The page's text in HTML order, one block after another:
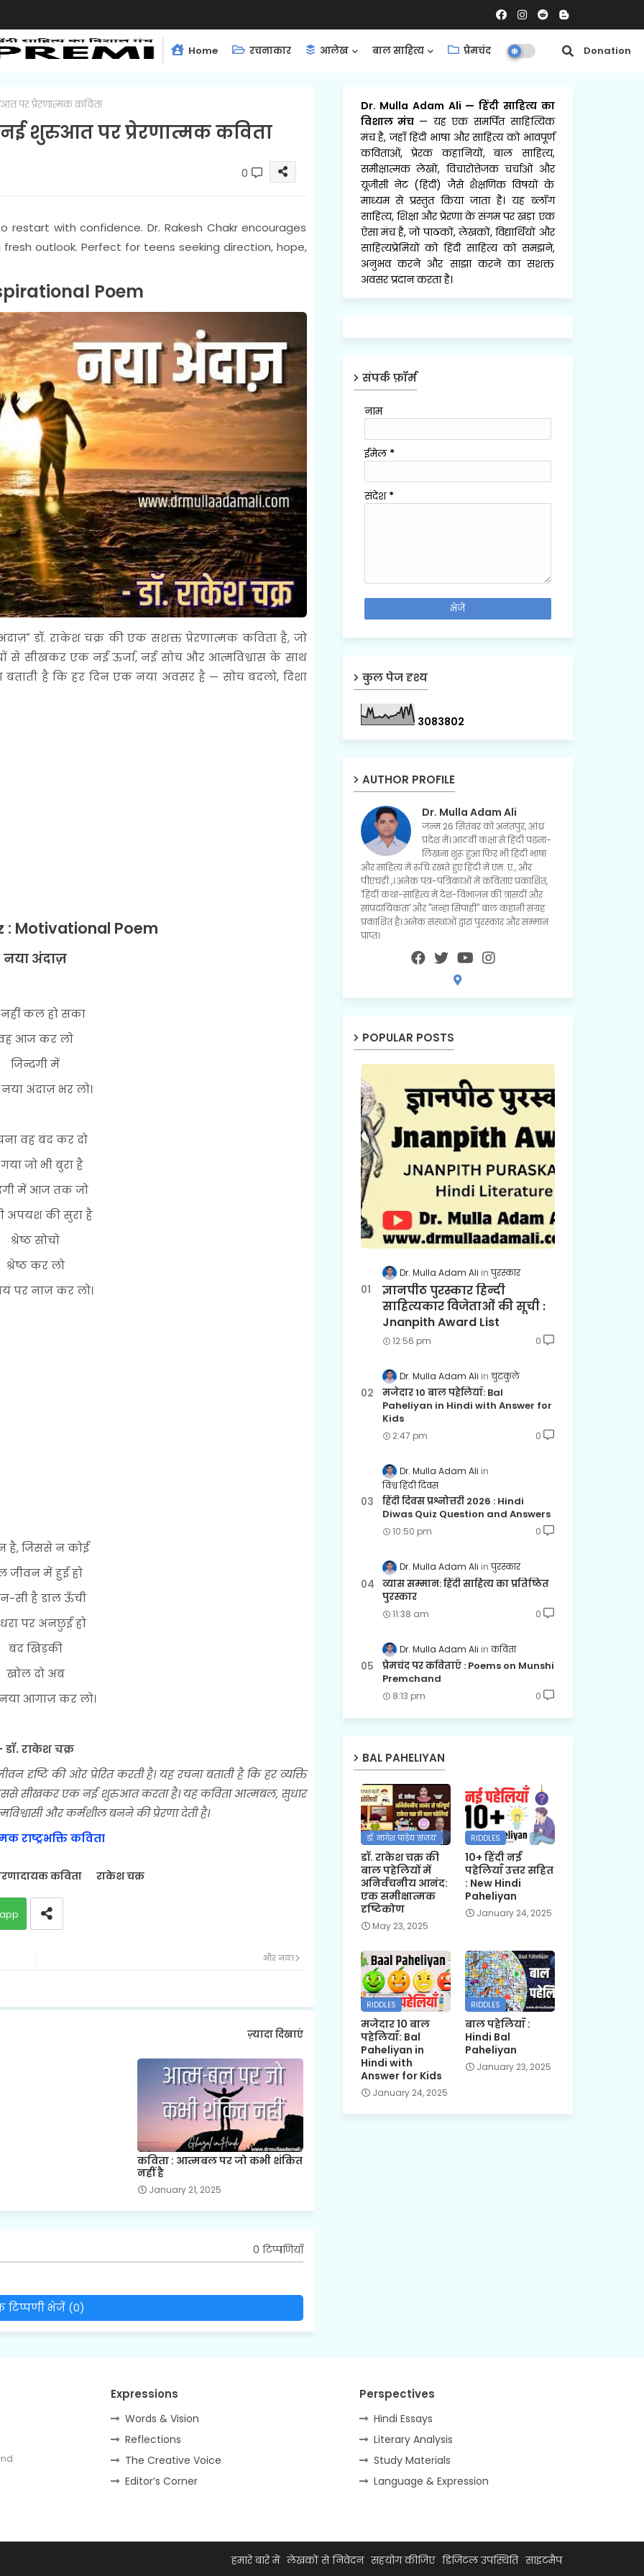
Home रचनाकार आलेख बाल साहित्य प्रेमचंद समीक्षाएँ Donation
पर प्रेरणात्मक कविता
शुरुआत पर प्रेरणात्मक कविता
0
with confidence. Dr. Rakesh Chakr encourages
outlook. Perfect for teens seeking direction, hope,
Poem
डॉ. राकेश चक्र की एक सशक्त प्रेरणात्मक कविता है, जो
से सीखकर एक नई ऊर्जा, नई सोच और आत्मविश्वास के साथ
है कि हर दिन एक नया अवसर है — सोच बदलो, दिशा
: Motivational Poem
नया अंदाज़
नहीं कल हो सका
आज कर लो
जिन्दगी में
अंदाज़ भर लो।
वह बंद कर दो
जो भी बुरा है
में आज तक जो
अपयश की सुरा है
श्रेष्ठ सोचो
श्रेष्ठ कर लो
पर नाज़ कर लो।
है, जिससे न कोई
जीवन में हुई हो
सी है डाल ऊँची
पर अनछुई हो
बंद खिड़की
खोल दो अब
आगाज़ कर लो।
डॉ. राकेश चक्र
दृष्टि की ओर प्रेरित करती है। यह रचना बताती है कि हर व्यक्ति
सीखकर एक नई शुरुआत करता है। यह कविता आत्मबल, सुधार
और कर्मशील बनने की प्रेरणा देती है।
राष्ट्रभक्ति कविता
कविता राकेश चक्र
और नया
ज़्यादा दिखाएं
कविता : आत्मबल पर जो कभी शंकित
नहीं है
January 21, 2025
0 टिप्पणियाँ
टिप्पणी भेजें (0)
Dr. Mulla Adam Ali —हिंदी साहित्य का
विशाल मंच — यह एक समर्पित साहित्यिक
मंच है, जहाँ हिंदी भाषा और साहित्य को भावपूर्ण
कविताओं, प्रेरक कहानियों, बाल साहित्य,
समीक्षात्मक लेखों, विचारोत्तेजक चर्चाओं और
यूजीसी नेट (हिंदी) जैसे शैक्षणिक विषयों के
माध्यम से प्रस्तुत किया जाता है। यह ब्लॉग
साहित्य, शिक्षा और प्रेरणा के संगम पर खड़ा एक
ऐसा मंच है, जो पाठकों, लेखकों, विद्यार्थियों और
साहित्यप्रेमियों को हिंदी साहित्य को समझने,
अनुभव करने और साझा करने का सशक्त
अवसर प्रदान करता है।
संपर्क फ़ॉर्म
नाम
ईमेल *
संदेश *
कुल पेज दृश्य
3083802
AUTHOR PROFILE
Dr. Mulla Adam Ali
जन्म 26 सितंबर को अनंतपुर, आंध्र
प्रदेश में। आठवीं कक्षा से हिंदी पढ़ना-
लिखना शुरू हुआ फिर भी हिंदी भाषा
और साहित्य में रुचि रखते हुए हिंदी में एम. ए., और
पीएचडी.,। अनेक पत्र-पत्रिकाओं में कविताएं प्रकाशित,
'हिंदी कथा-साहित्य में देश-विभाजन की त्रासदी और
सांप्रदायिकता' और "नन्हा सिपाही" बाल कहानी संग्रह
प्रकाशित है। अनेक संस्थाओं द्वारा पुरस्कार और सम्मान
प्राप्त।
POPULAR POSTS
Dr. Mulla Adam Ali पुरस्कार
ज्ञानपीठ पुरस्कार हिन्दी
साहित्यकार विजेताओं की सूची :
Jnanpith Award List
12:56 pm 0
Dr. Mulla Adam Ali चुटकुले
मजेदार 10 बाल पहेलियाँ: Bal
Paheliyan in Hindi with Answer for
Kids
2:47 pm 0
Dr. Mulla Adam Ali
विश्व हिंदी दिवस
हिंदी दिवस प्रश्नोत्तरी 2026 : Hindi
Diwas Quiz Question and Answers
10:50 pm 0
Dr. Mulla Adam Ali पुरस्कार
व्यास सम्मान: हिंदी साहित्य का प्रतिष्ठित
पुरस्कार
11:38 am 0
Dr. Mulla Adam Ali कविता
प्रेमचंद पर कविताएँ : Poems on Munshi
Premchand
8:13 pm 0
BAL PAHELIYAN
डॉ. नागेश पांडेय 'संजय'
डॉ. राकेश चक्र की
बाल पहेलियों में
अनिर्वचनीय आनंद:
एक समीक्षात्मक
दृष्टिकोण
May 23, 2025
RIDDLES
10+ हिंदी नई
पहेलियाँ उत्तर सहित
: New Hindi
Paheliyan
January 24, 2025
RIDDLES
मजेदार 10 बाल
पहेलियाँ: Bal
Paheliyan in
Hindi with
Answer for Kids
January 24, 2025
RIDDLES
बाल पहेलियाँ :
Hindi Bal
Paheliyan
January 23, 2025
Expressions
Words & Vision
Reflections
The Creative Voice
Editor’s Corner
Perspectives
Hindi Essays
Literary Analysis
Study Materials
Language & Expression
हमारे बारे में लेखकों से निवेदन सहयोग कीजिए डिजिटल उपस्थिति साइटमैप